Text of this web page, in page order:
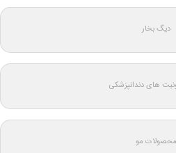
دیگ بخار
های دندانپزشکی
محصولات مو